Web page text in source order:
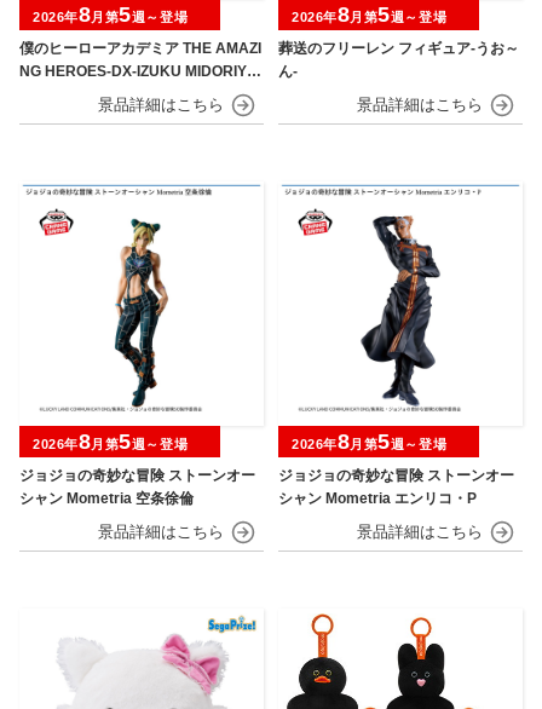
僕のヒーローアカデミア THE AMAZI
NG HEROES-DX-IZUKU MIDORIYA
OVERLAY Ⅱ
2026年8月第5週～登場
葬送のフリーレン フィギュア-うお～
ん-
2026年8月第5週～登場
ジョジョの奇妙な冒険 ストーンオー
シャン Mometria 空条徐倫
2026年8月第5週～登場
ジョジョの奇妙な冒険 ストーンオー
シャン Mometria エンリコ・P
2026年8月第5週～登場